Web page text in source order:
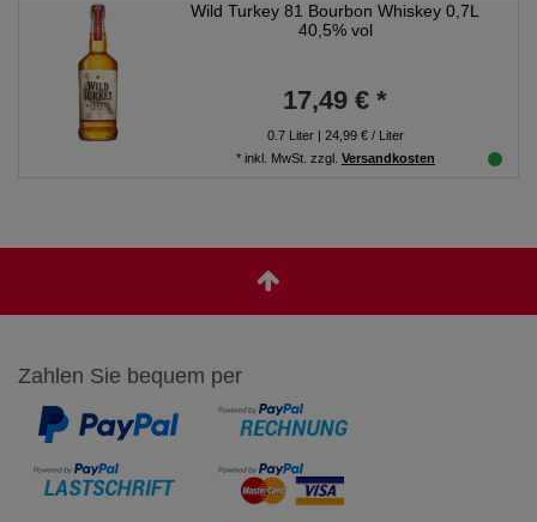
Wild Turkey 81 Bourbon Whiskey 0,7L
40,5% vol
17,49 € *
0.7Liter| 24,99 € / Liter
* inkl. MwSt. zzgl. Versandkosten
Zahlen Sie bequem per